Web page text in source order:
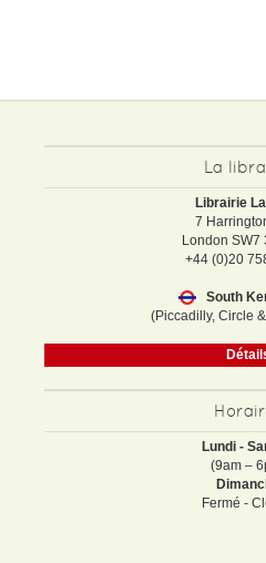
La
Librairie
7
London SW7
+44 (0)20
South
(Piccadilly, Circle
Lundi -
(9am –
Fermé -